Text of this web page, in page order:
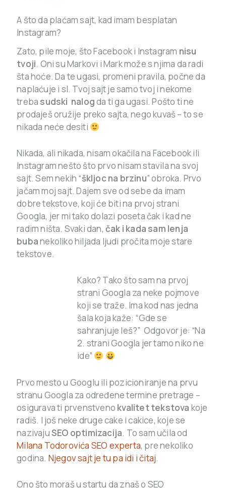
A što da plaćam sajt, kad imam besplatan
Instagram?
Zato, pile moje, što Facebook i Instagram nisu
tvoji. Oni su Markovi i Mark može s njima da radi
šta hoće. Da te ugasi, promeni pravila, počne da
naplaćuje i sl. Tvoj sajt je samo tvoj i nekome
treba sudski nalogda ti ga ugasi. Pošto ti ne
prodaješ oružije preko sajta, nego kuvaš – to se
nikada neće desiti
Nikada, ali nikada, nisam okačila na Facebook ili
Instagram nešto što prvo nisam stavila na svoj
sajt. Sem nekih “škljoc na brzinu” obroka. Prvo
jačam moj sajt. Dajem sve od sebe da imam
dobre tekstove, koji će biti na prvoj strani
Googla, jer mi tako dolazi poseta čak i kad ne
radim ništa. Svaki dan, čak i kada sam lenja
bubanekoliko hiljada ljudi pročita moje stare
tekstove.
Kako? Tako što sam na prvoj
strani Googla za neke pojmove
koji se traže. Ima kod nas jedna
šala koja kaže: “Gde se
sahranjuje leš?” Odgovor je: “Na
2. strani Googla jer tamo niko ne
ide”
Prvo mesto u Googlu ili pozicioniranje na prvu
stranu Googla za određene termine pretrage –
osigurava ti prvenstveno kvalitet tekstova koje
radiš. I još neke druge cake i cakice, koje se
nazivajuSEO optimizacija. To sam učila od
Milana Todorovića SEO experta, pre nekoliko
godina. Njegov sajt je tu pa idi i čitaj.
Ono što moraš u startu da znaš o SEO